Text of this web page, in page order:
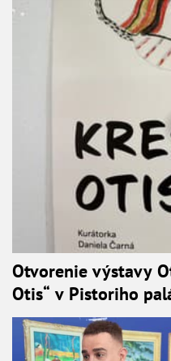
Otvorenie výstavy
Otis“ v Pistoriho